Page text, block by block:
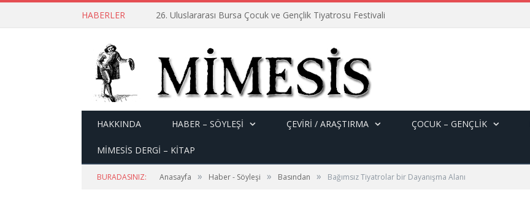
HABERLER 26. Uluslararası Bursa Çocuk ve Gençlik Tiyatrosu Festivali
HAKKINDA HABER – SÖYLEŞI ÇEVİRİ / ARAŞTIRMA ÇOCUK – GENÇLIK
MİMESİS DERGİ – KİTAP
BURADASINIZ: Anasayfa » Haber - Söyleşi » Basından » Bağımsız Tiyatrolar bir Dayanışma Alanı